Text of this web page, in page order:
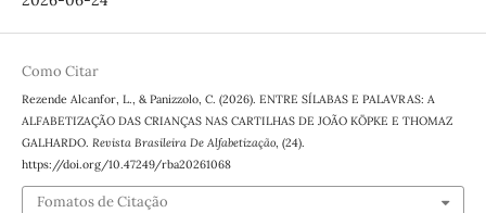
Como Citar
Rezende Alcanfor, L., & Panizzolo, C. (2026). ENTRE SÍLABAS E PALAVRAS: A
ALFABETIZAÇÃO DAS CRIANÇAS NAS CARTILHAS DE JOÃO KÖPKE E THOMAZ
GALHARDO. Revista Brasileira De Alfabetização, (24).
https://doi.org/10.47249/rba20261068
Fomatos de Citação